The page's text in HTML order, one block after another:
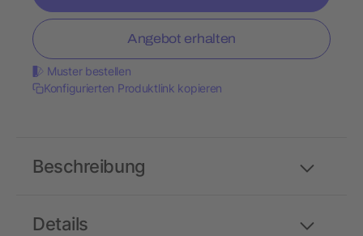
Angebot erhalten
Muster bestellen
Konfigurierten Produktlink kopieren
Details
Beschreibung